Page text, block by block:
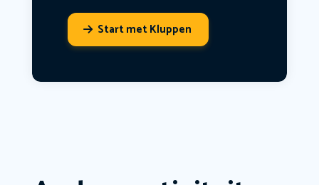
Start met Kluppen